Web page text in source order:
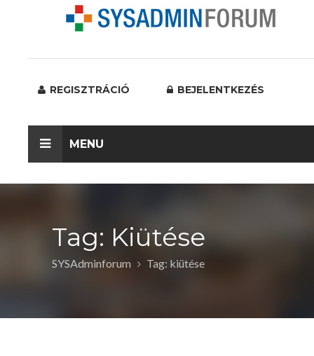
REGISZTRÁCIÓ BEJELENTKEZÉS
MENU
Tag: Kiütése
SYSAdminforum Tag: kiütése